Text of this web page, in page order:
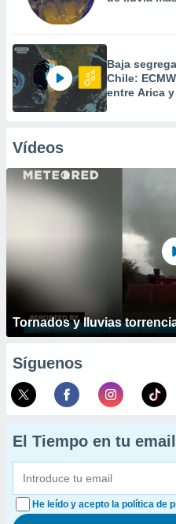
Baja
Chile:
entre Arica
Vídeos
Tornados y lluvias
Síguenos
El Tiempo en tu email
He leído y acepto la política de